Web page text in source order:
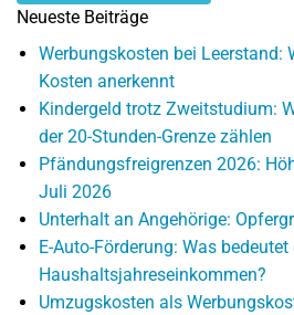
Neueste Beiträge
Werbungskosten bei Leerstand:
Kosten anerkennt
Kindergeld trotz Zweitstudium:
der 20-Stunden-Grenze zählen
Pfändungsfreigrenzen 2026:
Juli 2026
Unterhalt an Angehörige:
E-Auto-Förderung: Was
Haushaltsjahreseinkommen?
Umzugskosten als